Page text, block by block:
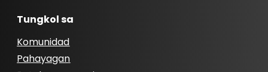
Tungkol sa
Komunidad
Pahayagan